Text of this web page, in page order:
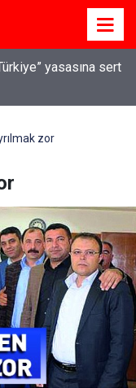
yasasına sert
zor